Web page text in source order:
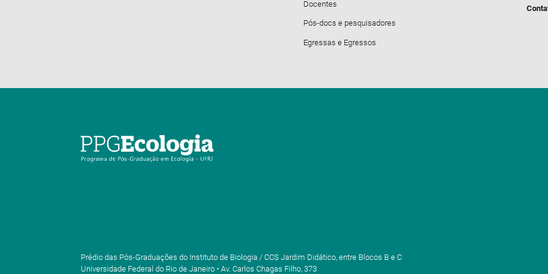
Docentes
Pós-docs e pesquisadores
Egressas e Egressos
Prédio das Pós-Graduações do Instituto de Biologia / CCS Jardim Didático, entre Blocos B e C
Universidade Federal do Rio de Janeiro • Av. Carlos Chagas Filho, 373